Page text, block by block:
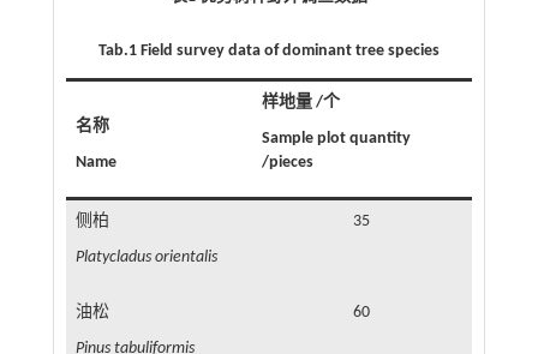
Tab.1 Field survey data of dominant tree species
名称
Name
样地量 /个
Sample plot quantity
/pieces
侧柏
Platycladus orientalis
35
油松
Pinus tabuliformis
60